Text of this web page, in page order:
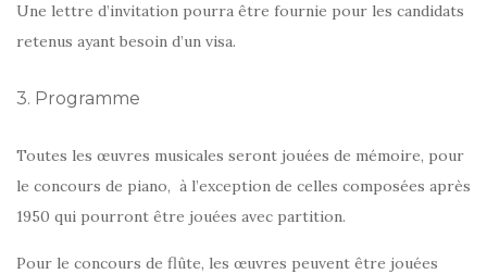
Une lettre d’invitation pourra être fournie pour les candidats
retenus ayant besoin d’un visa.
3. Programme
Toutes les œuvres musicales seront jouées de mémoire, pour
le concours de piano, à l’exception de celles composées après
1950 qui pourront être jouées avec partition.
Pour le concours de flûte, les œuvres peuvent être jouées